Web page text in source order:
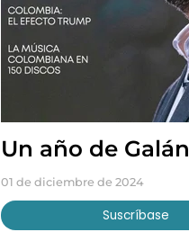
Un año de Galán
01 de diciembre de 2024
Suscríbase